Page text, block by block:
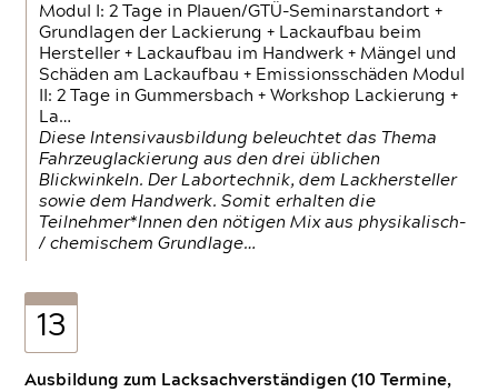
Modul I: 2 Tage in Plauen/GTÜ-Seminarstandort +
Grundlagen der Lackierung + Lackaufbau beim
Hersteller + Lackaufbau im Handwerk + Mängel und
Schäden am Lackaufbau + Emissionsschäden Modul
II: 2 Tage in Gummersbach + Workshop Lackierung +
La…
Diese Intensivausbildung beleuchtet das Thema
Fahrzeuglackierung aus den drei üblichen
Blickwinkeln. Der Labortechnik, dem Lackhersteller
sowie dem Handwerk. Somit erhalten die
Teilnehmer*Innen den nötigen Mix aus physikalisch-
/ chemischem Grundlage…
13
Ausbildung zum Lacksachverständigen (10 Termine,